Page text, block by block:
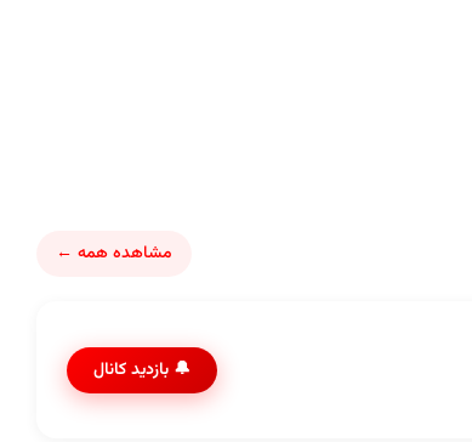
مشاهده همه ←
🔔 بازدید کانال